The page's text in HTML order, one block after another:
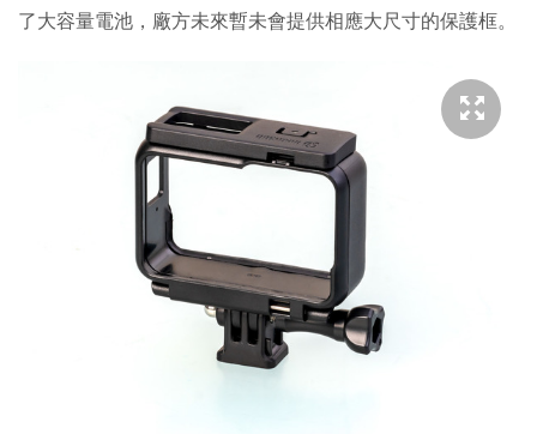
了大容量電池，廠方未來暫未會提供相應大尺寸的保護框。